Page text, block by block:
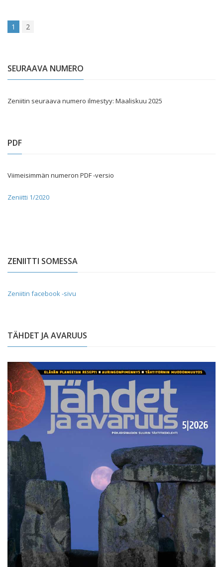
1 2
SEURAAVA NUMERO
Zeniitin seuraava numero ilmestyy: Maaliskuu 2025
PDF
Viimeisimmän numeron PDF -versio
Zeniitti 1/2020
ZENIITTI SOMESSA
Zeniitin facebook -sivu
TÄHDET JA AVARUUS